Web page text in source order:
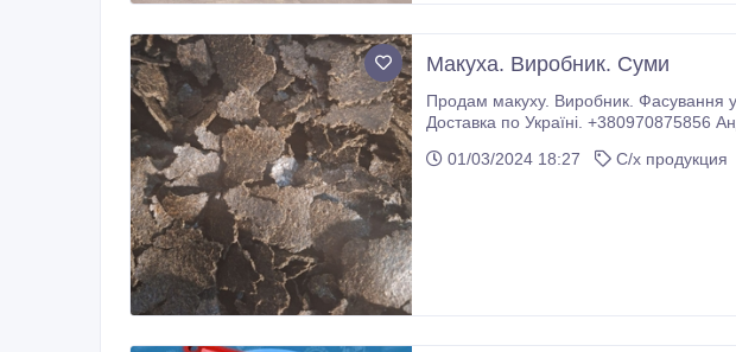
Макуха. Виробник. Суми
Продам макуху. Виробник. Фасування
Доставка по Україні.
01/03/2024 18:27
С/х продукция